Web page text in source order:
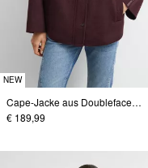
NEW
Cape-Jacke aus Doubleface mit Nylon-Kapuze
€ 189,99